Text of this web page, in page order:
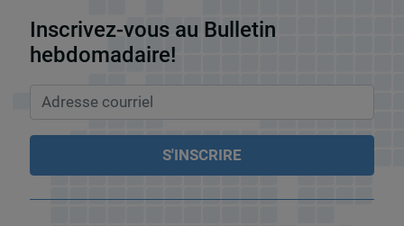
Inscrivez-vous au Bulletin
hebdomadaire!